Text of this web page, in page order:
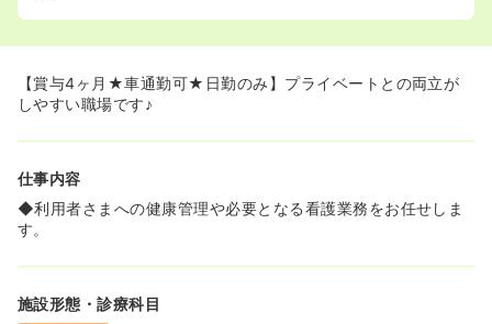
【賞与4ヶ月★車通勤可★日勤のみ】プライベートとの両立が
しやすい職場です♪
仕事内容
◆利用者さまへの健康管理や必要となる看護業務をお任せしま
す。
施設形態・診療科目